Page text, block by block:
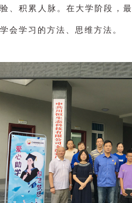
验、积累人脉。在大学阶段，
学会学习的方法、思维方法。